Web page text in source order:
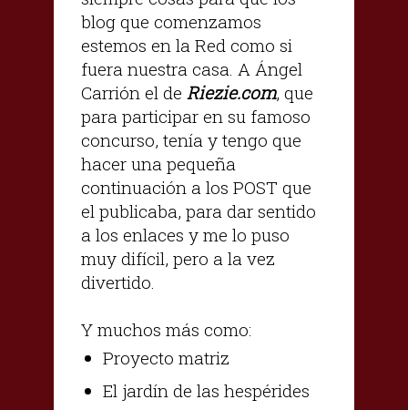
blog que comenzamos
estemos en la Red como si
fuera nuestra casa. A Ángel
Carrión el de Riezie.com, que
para participar en su famoso
concurso, tenía y tengo que
hacer una pequeña
continuación a los POST que
el publicaba, para dar sentido
a los enlaces y me lo puso
muy difícil, pero a la vez
divertido.
Y muchos más como:
Proyecto matriz
El jardín de las hespérides